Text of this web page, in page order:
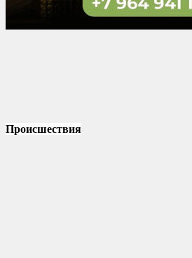
Происшествия